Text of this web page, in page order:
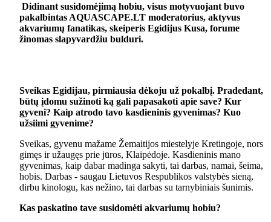
Didinant susidomėjimą hobiu, visus motyvuojant buvo
pakalbintas AQUASCAPE.LT moderatorius, aktyvus
akvariumų fanatikas, skeiperis Egidijus Kusa, forume
žinomas slapyvardžiu bulduri.
Sveikas Egidijau, pirmiausia dėkoju už pokalbį. Pradedant,
būtų įdomu sužinoti ką gali papasakoti apie save? Kur
gyveni? Kaip atrodo tavo kasdieninis gyvenimas? Kuo
užsiimi gyvenime?
Sveikas, gyvenu mažame Žemaitijos miestelyje Kretingoje, nors
gimęs ir užaugęs prie jūros, Klaipėdoje. Kasdieninis mano
gyvenimas, kaip dabar madinga sakyti, tai darbas, namai, šeima,
hobis. Darbas - saugau Lietuvos Respublikos valstybės sieną,
dirbu kinologu, kas nežino, tai darbas su tarnybiniais šunimis.
Kas paskatino tave susidomėti akvariumų hobiu?